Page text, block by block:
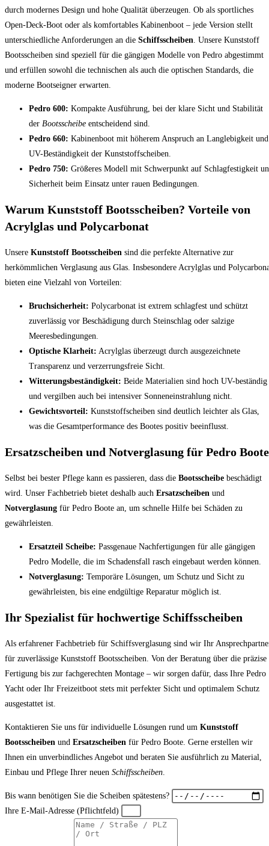
durch modernes Design und hohe Qualität überzeugen. Ob als sportliches
Open-Deck-Boot oder als komfortables Kabinenboot – jede Version stellt
unterschiedliche Anforderungen an die Schiffsscheiben . Unsere Kunststoff
Bootsscheiben sind speziell für die gängigen Modelle von Pedro abgestimmt
und erfüllen sowohl die technischen als auch die optischen Standards, die
moderne Bootseigner erwarten.
Pedro 600: Kompakte Ausführung, bei der klare Sicht und Stabilität
der Bootsscheibe entscheidend sind.
Pedro 660: Kabinenboot mit höherem Anspruch an Langlebigkeit und
UV-Beständigkeit der Kunststoffscheiben.
Pedro 750: Größeres Modell mit Schwerpunkt auf Schlagfestigkeit
Sicherheit beim Einsatz unter rauen Bedingungen.
Warum Kunststoff Bootsscheiben? Vorteile von
Acrylglas und Polycarbonat
Unsere Kunststoff Bootsscheiben sind die perfekte Alternative zur
herkömmlichen Verglasung aus Glas. Insbesondere Acrylglas und
bieten eine Vielzahl von Vorteilen:
Bruchsicherheit: Polycarbonat ist extrem schlagfest und schützt
zuverlässig vor Beschädigung durch Steinschlag oder salzige
Meeresbedingungen.
Optische Klarheit: Acrylglas überzeugt durch ausgezeichnete
Transparenz und verzerrungsfreie Sicht.
Witterungsbeständigkeit: Beide Materialien sind hoch UV-beständig
und vergilben auch bei intensiver Sonneneinstrahlung nicht.
Gewichtsvorteil: Kunststoffscheiben sind deutlich leichter als Glas,
was die Gesamtperformance des Bootes positiv beeinflusst.
Ersatzscheiben und Notverglasung für Pedro Boote
Selbst bei bester Pflege kann es passieren, dass die Bootsscheibe beschädigt
wird. Unser Fachbetrieb bietet deshalb auch Ersatzscheiben und
Notverglasung für Pedro Boote an, um schnelle Hilfe bei Schäden zu
gewährleisten.
Ersatzteil Scheibe: Passgenaue Nachfertigungen für alle gängigen
Pedro Modelle, die im Schadensfall rasch eingebaut werden können.
Notverglasung: Temporäre Lösungen, um Schutz und Sicht zu
gewährleisten, bis eine endgültige Reparatur möglich ist.
Ihr Spezialist für hochwertige Schiffsscheiben
Als erfahrener Fachbetrieb für Schiffsverglasung sind wir Ihr
für zuverlässige Kunststoff Bootsscheiben. Von der Beratung über die präzise
Fertigung bis zur fachgerechten Montage – wir sorgen dafür, dass Ihre Pedro
Yacht oder Ihr Freizeitboot stets mit perfekter Sicht und optimalem Schutz
ausgestattet ist.
Kontaktieren Sie uns für individuelle Lösungen rund um Kunststoff
Bootsscheiben und Ersatzscheiben für Pedro Boote. Gerne erstellen wir
Ihnen ein unverbindliches Angebot und beraten Sie ausführlich zu Material,
Einbau und Pflege Ihrer neuen Schiffsscheiben.
Bis wann benötigen Sie die Scheiben spätestens?
Ihre E-Mail-Adresse (Pflichtfeld)